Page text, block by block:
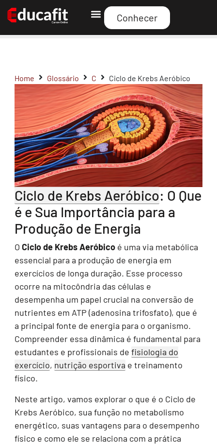
Conhecer
Home Glossário C Ciclo de Krebs Aeróbico
Ciclo de Krebs Aeróbico: O Que
é e Sua Importância para a
Produção de Energia
O Ciclo de Krebs Aeróbico é uma via metabólica
essencial para a produção de energia em
exercícios de longa duração. Esse processo
ocorre na mitocôndria das células e
desempenha um papel crucial na conversão de
nutrientes em ATP (adenosina trifosfato), que é
a principal fonte de energia para o organismo.
Compreender essa dinâmica é fundamental para
estudantes e profissionais de fisiologia do
exercício, nutrição esportiva e treinamento
físico.
Neste artigo, vamos explorar o que é o Ciclo de
Krebs Aeróbico, sua função no metabolismo
energético, suas vantagens para o desempenho
físico e como ele se relaciona com a prática